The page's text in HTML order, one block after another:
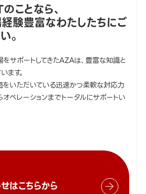
ことなら、
験豊富なわたしたちにご
。
サポートしてきたAZAは、豊富な知識と
ます。
いただいている迅速かつ柔軟な対応力
オペレーションまでトータルにサポートい
はこちらから